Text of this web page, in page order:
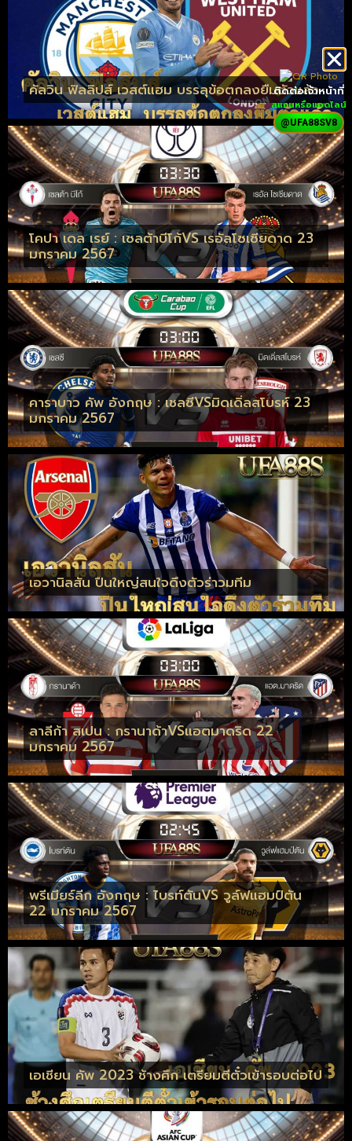
คัลวิน ฟิลลิปส์ เวสต์แฮม บรรลุข้อตกลงยืมตัวแล้ว
โคปา เดล เรย์ : เซลต้าบีโก้VS เรอัลโซเซียดาด 23
มกราคม 2567
คาราบาว คัพ อังกฤษ : เชลซีVSมิดเดิ่ลสโบรห์ 23
มกราคม 2567
เอวานิลสัน ปืนใหญ่สนใจดึงตัวร่าวมทีม
ลาลีก้า สเปน : กรานาด้าVSแอตมาดริด 22
มกราคม 2567
พรีเมียร์ลีก อังกฤษ : ไบรท์ตันVS วูล์ฟแฮมป์ตัน
22 มกราคม 2567
เอเชียน คัพ 2023 ช้างศึก เตรียมตีตั๋วเข้ารอบต่อไป
ติดต่อเจ้าหน้าที่
สแกนหรือแอดไลน์
@UFA88SV8